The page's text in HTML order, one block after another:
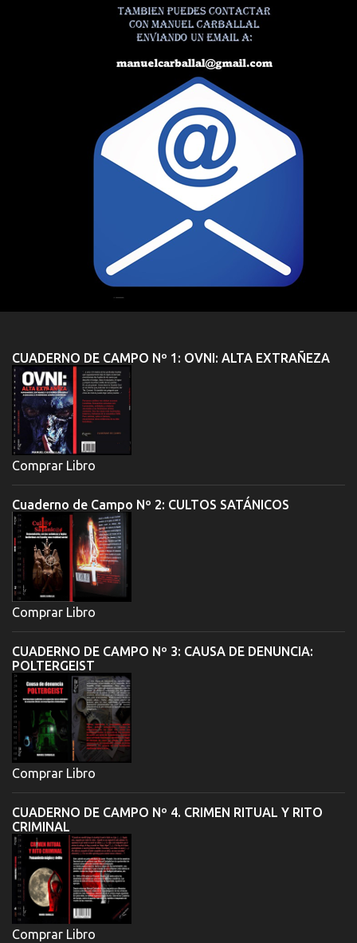
CUADERNO DE CAMPO Nº 1: OVNI: ALTA EXTRAÑEZA
Comprar Libro
Cuaderno de Campo Nº 2: CULTOS SATÁNICOS
Comprar Libro
CUADERNO DE CAMPO Nº 3: CAUSA DE DENUNCIA:
POLTERGEIST
Comprar Libro
CUADERNO DE CAMPO Nº 4. CRIMEN RITUAL Y RITO
CRIMINAL
Comprar Libro